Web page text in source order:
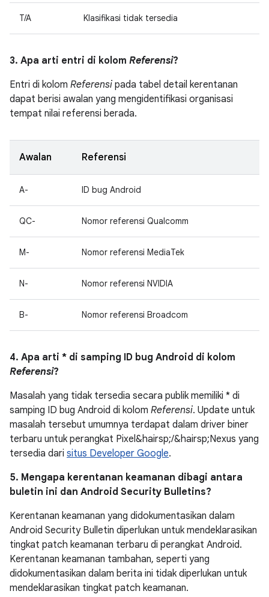
T/A Klasifikasi tidak tersedia
3. Apa arti entri di kolom Referensi?
Entri di kolom Referensi pada tabel detail kerentanan
dapat berisi awalan yang mengidentifikasi organisasi
tempat nilai referensi berada.
Awalan Referensi
A- ID bug Android
QC- Nomor referensi Qualcomm
M- Nomor referensi MediaTek
N- Nomor referensi NVIDIA
B- Nomor referensi Broadcom
4. Apa arti * di samping ID bug Android di kolom
Referensi?
Masalah yang tidak tersedia secara publik memiliki * di
samping ID bug Android di kolom Referensi. Update untuk
masalah tersebut umumnya terdapat dalam driver biner
terbaru untuk perangkat Pixel&hairsp;/&hairsp;Nexus yang
tersedia dari situs Developer Google.
5. Mengapa kerentanan keamanan dibagi antara
buletin ini dan Android Security Bulletins?
Kerentanan keamanan yang didokumentasikan dalam
Android Security Bulletin diperlukan untuk mendeklarasikan
tingkat patch keamanan terbaru di perangkat Android.
Kerentanan keamanan tambahan, seperti yang
didokumentasikan dalam berita ini tidak diperlukan untuk
mendeklarasikan tingkat patch keamanan.